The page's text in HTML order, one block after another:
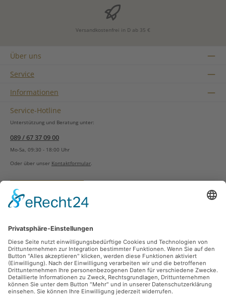
Versandkostenfrei in D ab 35 €
Über uns
Service
Informationen
Service-Hotline
Unterstützung und Beratung unter:
089 / 67 37 09 00
Mo-Sa, 09:30 - 18:00 Uhr
Oder über unser Kontaktformular.
Vertrag widerrufen
Zahlungsarten
Sicher Einkaufen
Ladengeschäft
Newsletter